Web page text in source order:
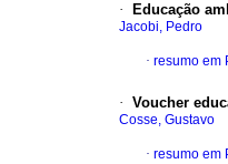
· Educação
Jacobi, Pedro
· resumo em
· Voucher
Cosse, Gustavo
· resumo em